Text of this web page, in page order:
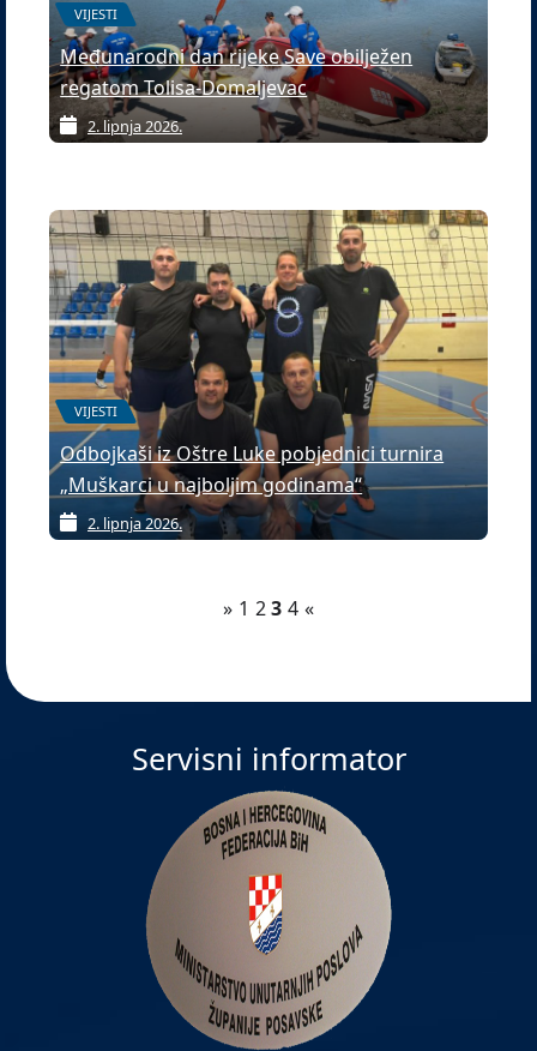
VIJESTI
Međunarodni dan rijeke Save obilježen
regatom Tolisa-Domaljevac
2. lipnja 2026.
VIJESTI
Odbojkaši iz Oštre Luke pobjednici turnira
„Muškarci u najboljim godinama“
2. lipnja 2026.
» 1 2 3 4 «
Servisni informator